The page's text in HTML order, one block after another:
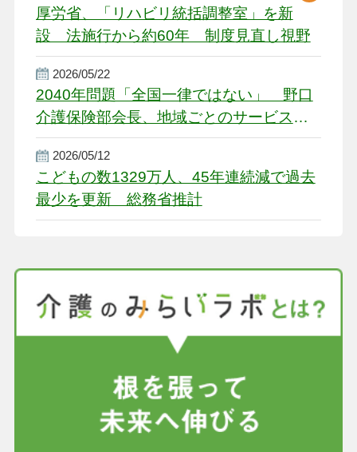
厚労省、「リハビリ統括調整室」を新
設 法施行から約60年 制度見直し視野
2026/05/22
2040年問題「全国一律ではない」 野口
介護保険部会長、地域ごとのサービス基
盤整備を促す
2026/05/12
こどもの数1329万人、45年連続減で過去
最少を更新 総務省推計